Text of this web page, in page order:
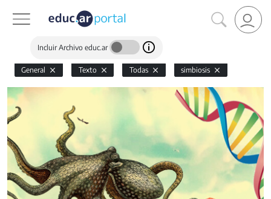
Incluir Archivo educ.ar
General Texto Todas simbiosis